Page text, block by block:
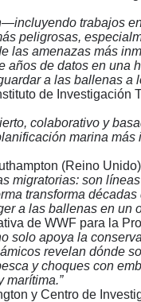
trabajos
peligrosas,
las amenazas más
años de datos en una
a las ballenas a
de Investigación
colaborativo y
marina
(Reino Unido)
migratorias: son
transforma
a las ballenas en un
de WWF para la
solo apoya la
revelan dónde
y choques con
marítima.”
y Centro de